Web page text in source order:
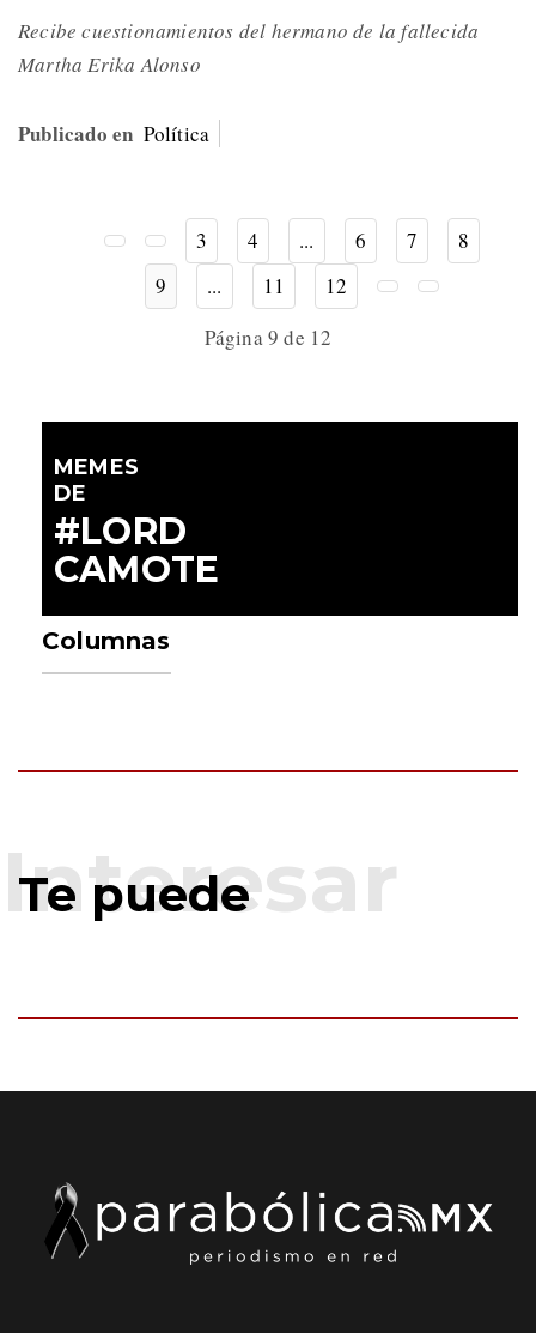
Recibe cuestionamientos del hermano de la fallecida
Martha Erika Alonso
Publicado en Política
3 4 ... 6 7
8
9
... 11
12
Página 9 de 12
MEMES
DE
#LORD
CAMOTE
Columnas
Te puede